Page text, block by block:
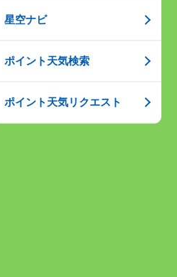
星空ナビ
ポイント天気検索
ポイント天気リクエスト